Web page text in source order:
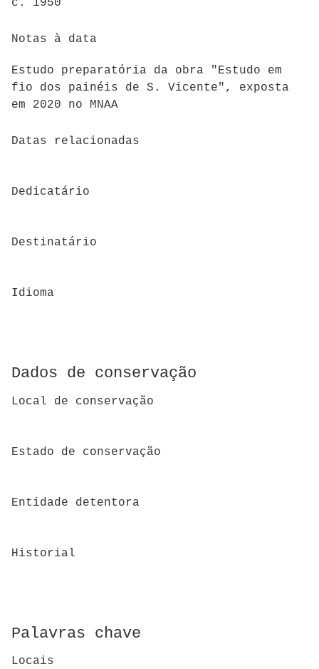
c. 1950
Notas à data
Estudo preparatória da obra "Estudo em
fio dos painéis de S. Vicente", exposta
em 2020 no MNAA
Datas relacionadas
Dedicatário
Destinatário
Idioma
Dados de conservação
Local de conservação
Estado de conservação
Entidade detentora
Historial
Palavras chave
Locais